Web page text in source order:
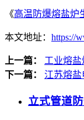
《高温防爆熔盐炉
本文地址： https://
上一篇：
工业熔
下一篇：
江苏熔
立式管道